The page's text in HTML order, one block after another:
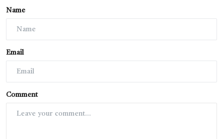
Name
Email
Comment